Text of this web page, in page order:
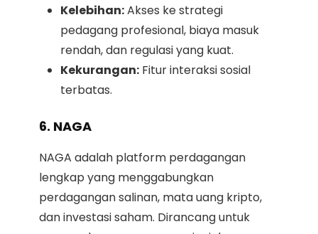
Kelebihan:Akses ke strategi
pedagang profesional, biaya masuk
rendah, dan regulasi yang kuat.
Kekurangan: Fitur interaksi sosial
terbatas.
6. NAGA
NAGA adalah platform perdagangan
lengkap yang menggabungkan
perdagangan salinan, mata uang kripto,
dan investasi saham. Dirancang untuk